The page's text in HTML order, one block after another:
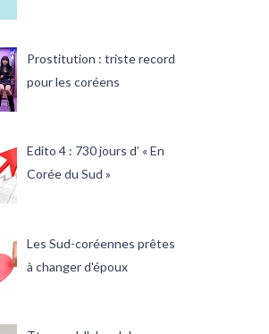
Prostitution : triste record
pour les coréens
Edito 4 : 730 jours d’ « En
Corée du Sud »
Les Sud-coréennes prêtes
à changer d'époux